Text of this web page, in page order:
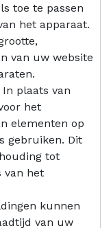
toe te passen
het apparaat.
van uw website
plaats van
het
elementen op
gebruiken. Dit
tot
van het
kunnen
van uw